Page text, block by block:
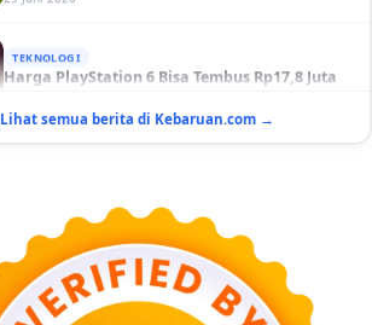
29 Juni 2026
GAYA HIDUP
KESEHATAN
Bahaya Memakai Softlens untuk Mata yang
Jarang Diketahui
29 Juni 2026
Lihat semua berita di Kebaruan.com →